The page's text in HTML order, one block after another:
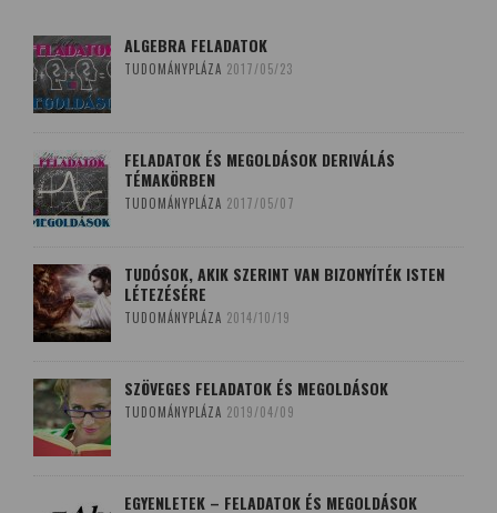
ALGEBRA FELADATOK
TUDOMÁNYPLÁZA 2017/05/23
FELADATOK ÉS MEGOLDÁSOK DERIVÁLÁS
TÉMAKÖRBEN
TUDOMÁNYPLÁZA 2017/05/07
TUDÓSOK, AKIK SZERINT VAN BIZONYÍTÉK ISTEN
LÉTEZÉSÉRE
TUDOMÁNYPLÁZA 2014/10/19
SZÖVEGES FELADATOK ÉS MEGOLDÁSOK
TUDOMÁNYPLÁZA 2019/04/09
EGYENLETEK – FELADATOK ÉS MEGOLDÁSOK